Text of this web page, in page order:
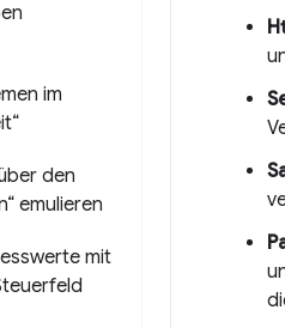
im
den
emulieren
mit